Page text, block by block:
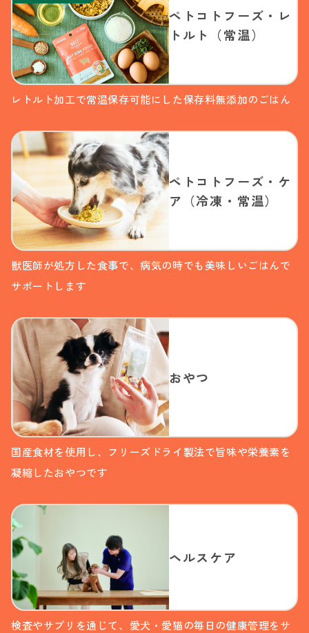
ペトコトフーズ・レ
トルト（常温）
レトルト加工で常温保存可能にした保存料無添加のごはん
ペトコトフーズ・ケ
ア（冷凍・常温）
獣医師が処方した食事で、病気の時でも美味しいごはんで
サポートします
おやつ
国産食材を使用し、フリーズドライ製法で旨味や栄養素を
凝縮したおやつです
ヘルスケア
検査やサプリを通じて、愛犬・愛猫の毎日の健康管理をサ